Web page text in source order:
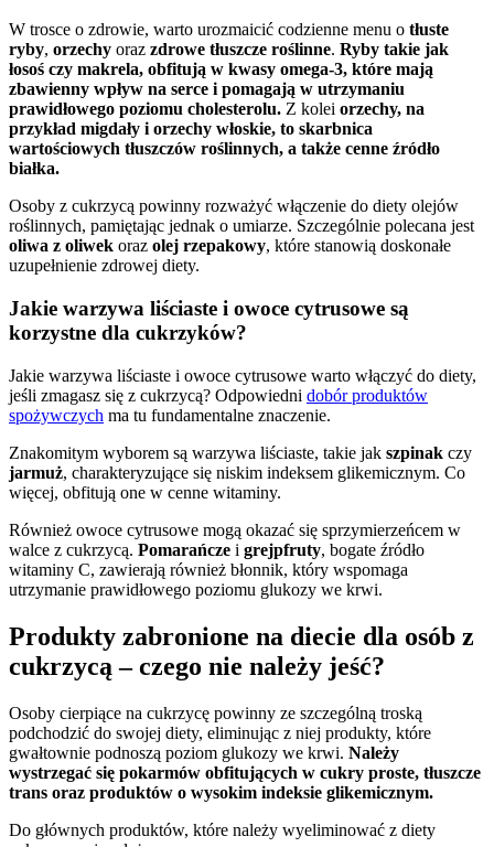
W trosce o zdrowie, warto urozmaicić codzienne menu o tłuste
ryby, orzechy oraz zdrowe tłuszcze roślinne. Ryby takie jak
łosoś czy makrela, obfitują w kwasy omega-3, które mają
zbawienny wpływ na serce i pomagają w utrzymaniu
prawidłowego poziomu cholesterolu. Z kolei orzechy, na
przykład migdały i orzechy włoskie, to skarbnica
wartościowych tłuszczów roślinnych, a także cenne źródło
białka.
Osoby z cukrzycą powinny rozważyć włączenie do diety olejów
roślinnych, pamiętając jednak o umiarze. Szczególnie polecana jest
oliwa z oliwek oraz olej rzepakowy, które stanowią doskonałe
uzupełnienie zdrowej diety.
Jakie warzywa liściaste i owoce cytrusowe są
korzystne dla cukrzyków?
Jakie warzywa liściaste i owoce cytrusowe warto włączyć do diety,
jeśli zmagasz się z cukrzycą? Odpowiedni dobór produktów
spożywczych ma tu fundamentalne znaczenie.
Znakomitym wyborem są warzywa liściaste, takie jak szpinak czy
jarmuż, charakteryzujące się niskim indeksem glikemicznym. Co
więcej, obfitują one w cenne witaminy.
Również owoce cytrusowe mogą okazać się sprzymierzeńcem w
walce z cukrzycą. Pomarańcze i grejpfruty, bogate źródło
witaminy C, zawierają również błonnik, który wspomaga
utrzymanie prawidłowego poziomu glukozy we krwi.
Produkty zabronione na diecie dla osób z
cukrzycą – czego nie należy jeść?
Osoby cierpiące na cukrzycę powinny ze szczególną troską
podchodzić do swojej diety, eliminując z niej produkty, które
gwałtownie podnoszą poziom glukozy we krwi. Należy
wystrzegać się pokarmów obfitujących w cukry proste, tłuszcze
trans oraz produktów o wysokim indeksie glikemicznym.
Do głównych produktów, które należy wyeliminować z diety